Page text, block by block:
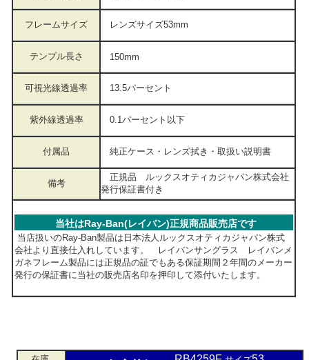
フレームサイズ レンズサイズ53mm
テンプル長さ 150mm
可視光線透過率 13.5パーセント
紫外線透過率 0.1パーセント以下
付属品 純正ケース・レンズ拭き・取扱い説明書
備考
正規品 ルックスオティカジャパン株式会社
発行保証書付き
当社はRay-Ban(レイバン)正規商品販売店です
当店扱いのRay-Ban製品は日本法人ルックスオティカジャパン株式
会社より直接仕入れしています。 レイバンサングラス レイバンメ
ガネフレーム製品には正規品の証でもある保証期間２年間のメーカー
発行の保証書に当社の販売店名印を押印して添付いたします。